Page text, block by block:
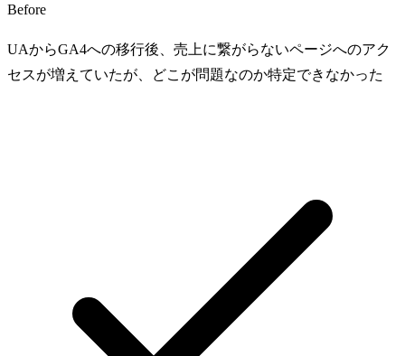
Before
UAからGA4への移行後、売上に繋がらないページへのアク
セスが増えていたが、どこが問題なのか特定できなかった